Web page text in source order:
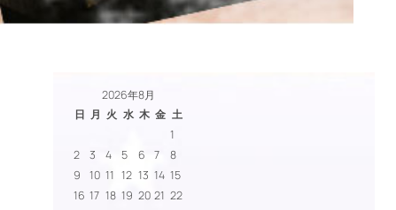
2026年8月
日 月 火 水 木 金 土
1
2
3 4 5 6 7
8
9
10 11 12 13 14 15
16 17 18 19 20 21 22